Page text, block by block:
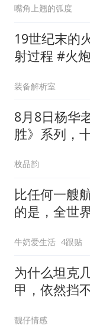
嘴角上翘的弧度
19世纪末的
射过程 #火
装备解析室
8月8日杨华
胜》系列，
枚品韵
比任何一艘
的是，全世
牛奶爱生活 4跟贴
为什么坦克
甲，依然挡
靓仔情感